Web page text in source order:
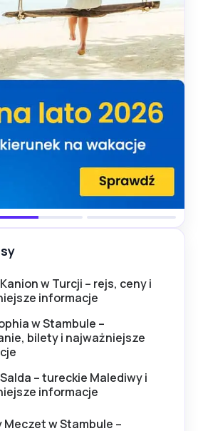
w Turcji – rejs, ceny i
informacje
w Stambule –
bilety i najważniejsze
– tureckie Malediwy i
informacje
Meczet w Stambule –